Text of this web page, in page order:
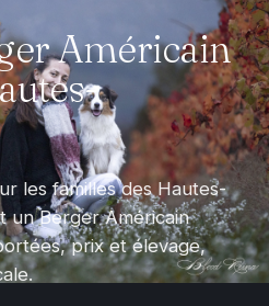
Américain
les familles des Hautes-
un Berger Américain
prix et élevage,